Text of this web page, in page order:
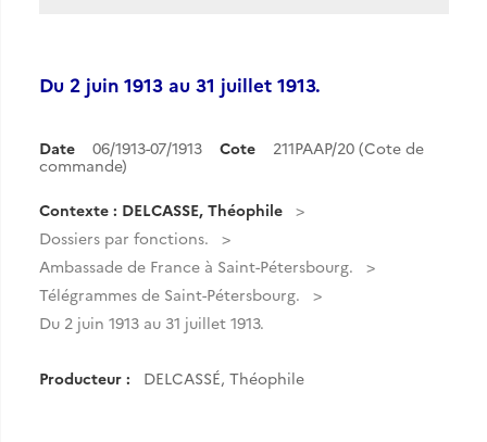
Du 2 juin 1913 au 31 juillet 1913.
Date 06/1913-07/1913 Cote
211PAAP/20 (Cote de
commande)
Contexte : DELCASSE, Théophile
Dossiers par fonctions.
Ambassade de France à Saint-Pétersbourg.
Télégrammes de Saint-Pétersbourg.
Du 2 juin 1913 au 31 juillet 1913.
Producteur : DELCASSÉ, Théophile